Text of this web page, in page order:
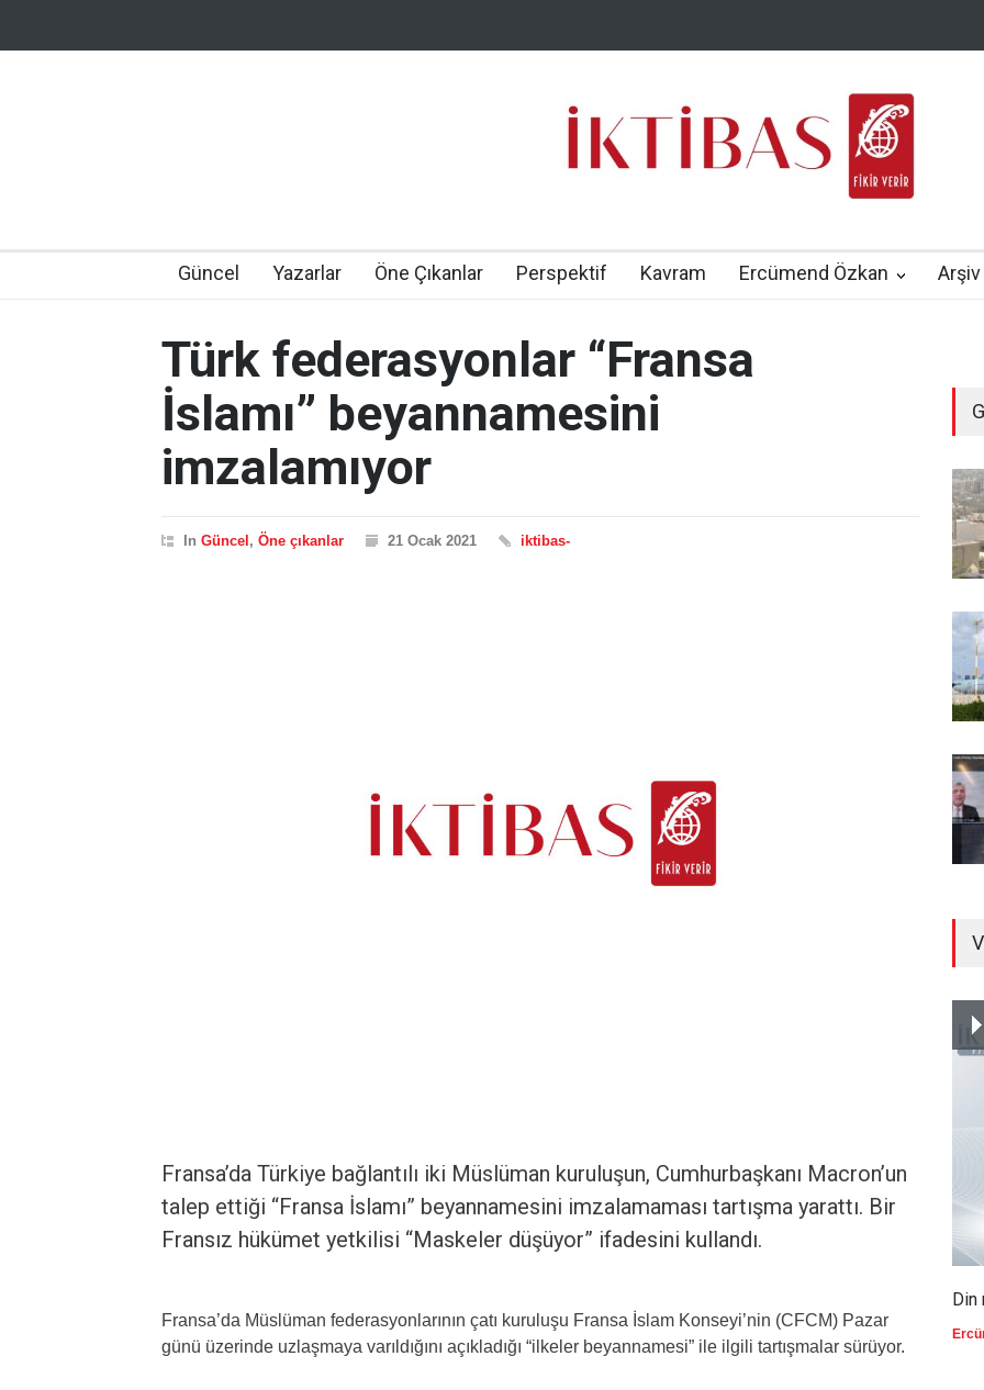
Güncel Yazarlar Öne Çıkanlar Perspektif Kavram Ercümend Özkan Arşiv
Türk federasyonlar “Fransa
İslamı” beyannamesini
imzalamıyor
In Güncel , Öne çıkanlar 21 Ocak 2021 iktibas-
Fransa’da Türkiye bağlantılı iki Müslüman kuruluşun, Cumhurbaşkanı Macron’un
talep ettiği “Fransa İslamı” beyannamesini imzalamaması tartışma yarattı. Bir
Fransız hükümet yetkilisi “Maskeler düşüyor” ifadesini kullandı.
Fransa’da Müslüman federasyonlarının çatı kuruluşu Fransa İslam Konseyi’nin (CFCM) Pazar
günü üzerinde uzlaşmaya varıldığını açıkladığı “ilkeler beyannamesi” ile ilgili tartışmalar sürüyor.
Din